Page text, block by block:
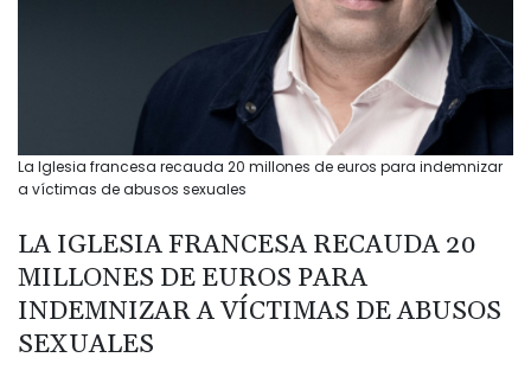
La Iglesia francesa recauda 20 millones de euros para indemnizar
a víctimas de abusos sexuales
LA IGLESIA FRANCESA RECAUDA 20
MILLONES DE EUROS PARA
INDEMNIZAR A VÍCTIMAS DE ABUSOS
SEXUALES